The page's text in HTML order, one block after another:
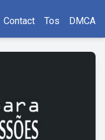
Contact Tos DMCA